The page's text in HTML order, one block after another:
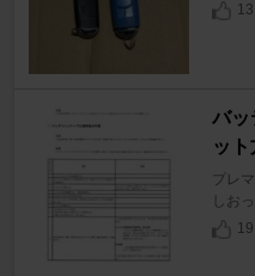
13
バッ
ッ
プレ
しお
19